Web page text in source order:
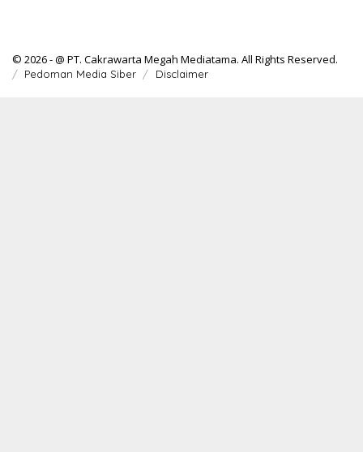
© 2026 - @ PT. Cakrawarta Megah Mediatama. All Rights Reserved.
Pedoman Media Siber Disclaimer